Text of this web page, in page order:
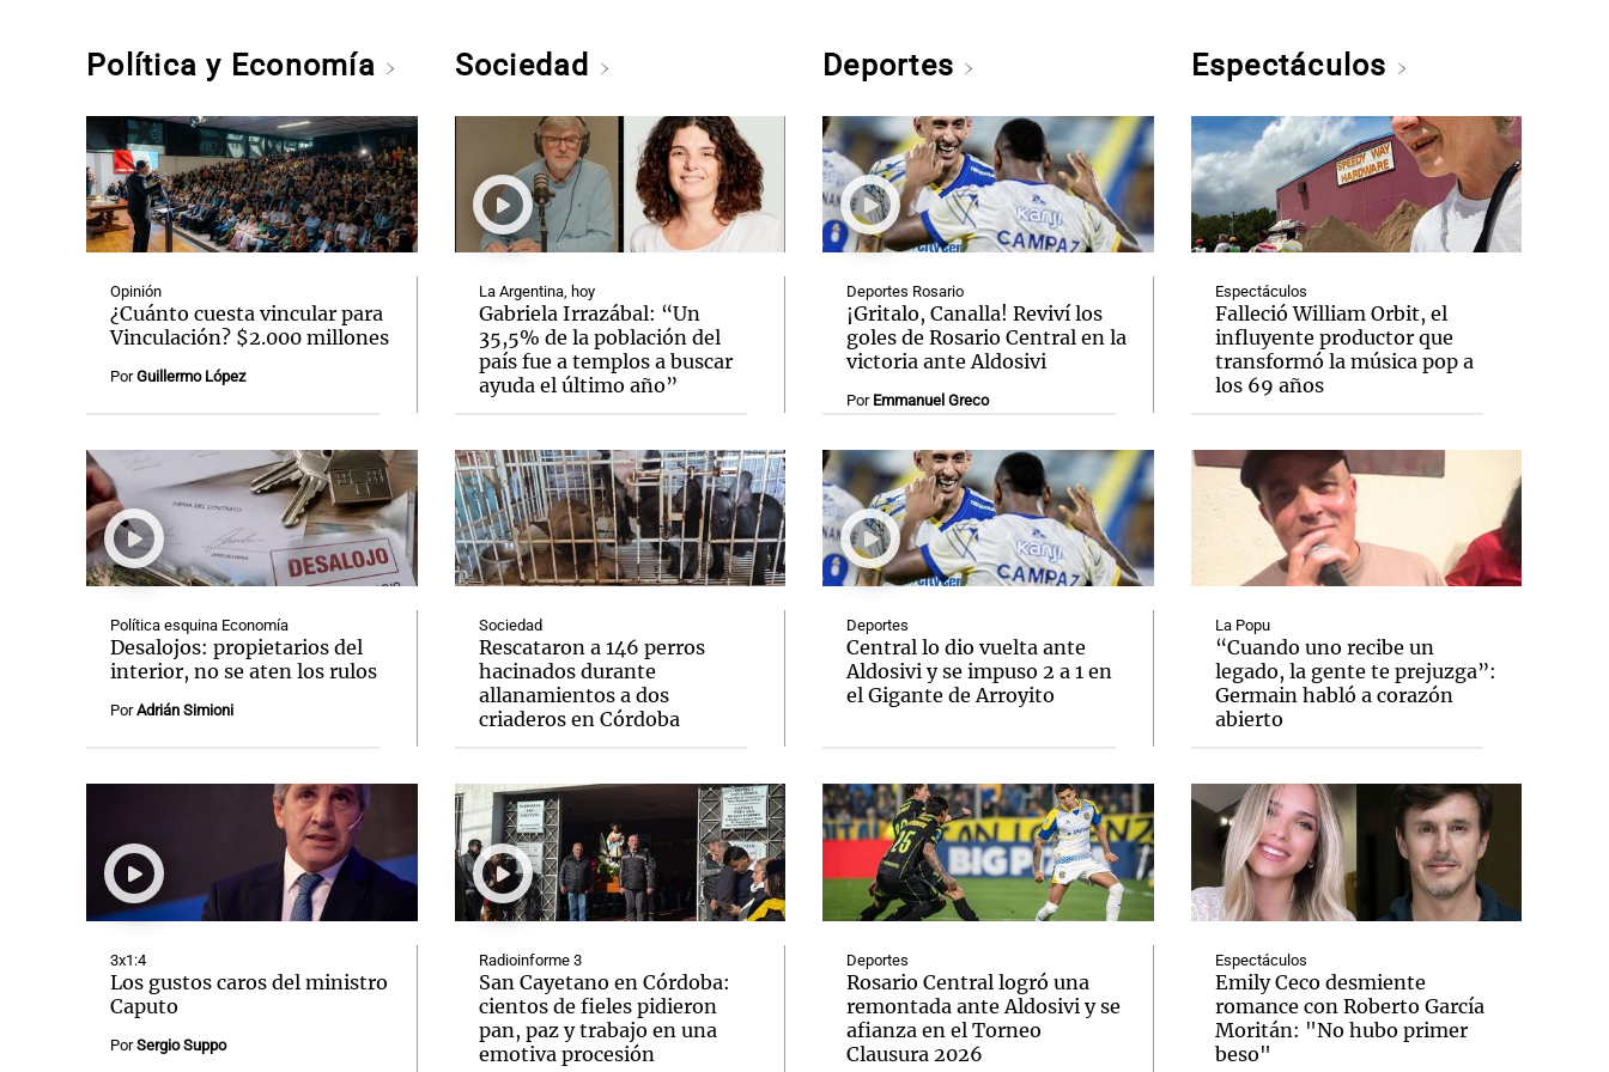
Política y Economía
Opinión
¿Cuánto cuesta vincular para
Vinculación? $2.000 millones
PorGuillermo López
Política esquina Economía
Desalojos: propietarios del
interior, no se aten los rulos
PorAdrián Simioni
3x1:4
Los gustos caros del ministro
Caputo
PorSergio Suppo
Sociedad
La Argentina, hoy
Gabriela Irrazábal: “Un
35,5% de la población del
país fue a templos a buscar
ayuda el último año”
Sociedad
Rescataron a 146 perros
hacinados durante
allanamientos a dos
criaderos en Córdoba
Radioinforme 3
San Cayetano en Córdoba:
cientos de fieles pidieron
pan, paz y trabajo en una
emotiva procesión
Deportes
Deportes Rosario
¡Gritalo, Canalla! Reviví los
goles de Rosario Central en la
victoria ante Aldosivi
Por Emmanuel Greco
Deportes
Central lo dio vuelta ante
Aldosivi y se impuso 2 a 1 en
el Gigante de Arroyito
Deportes
Rosario Central logró una
remontada ante Aldosivi y se
afianza en el Torneo
Clausura 2026
Espectáculos
Espectáculos
Falleció William Orbit, el
influyente productor que
transformó la música pop a
los 69 años
La Popu
“Cuando uno recibe un
legado, la gente te prejuzga”:
Germain habló a corazón
abierto
Espectáculos
Emily Ceco desmiente
romance con Roberto García
Moritán: "No hubo primer
beso"
Notas
El huracán de Arequito
Notas
Cadena 3 en Groenlandia
Notas